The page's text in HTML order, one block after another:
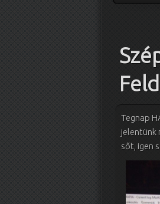
Tegnap
jelentünk
sőt, igen